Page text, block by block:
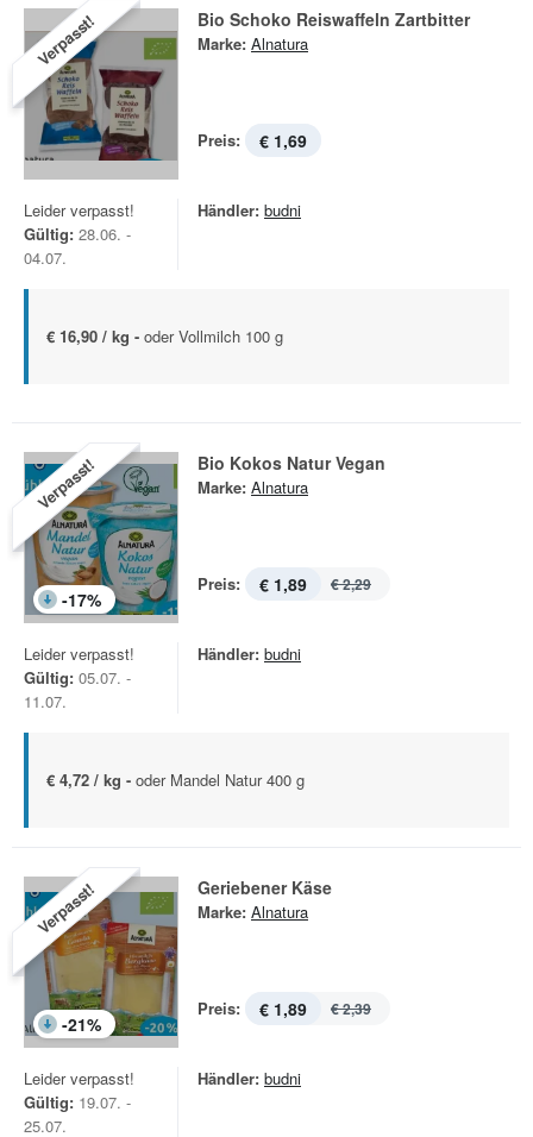
Verpasst! Bio Schoko Reiswaffeln Zartbitter
Marke: Alnatura
Preis: € 1,69
Leider verpasst!
Gültig: 28.06. -
04.07.
Händler: budni
€ 16,90 / kg - oder Vollmilch 100 g
Verpasst!
-17%
Bio Kokos Natur Vegan
Marke: Alnatura
Preis: € 1,89 € 2,29
Leider verpasst!
Gültig: 05.07. -
11.07.
Händler: budni
€ 4,72 / kg - oder Mandel Natur 400 g
Verpasst!
-21%
Geriebener Käse
Marke: Alnatura
Preis: € 1,89 € 2,39
Leider verpasst!
Gültig: 19.07. -
25.07.
Händler: budni